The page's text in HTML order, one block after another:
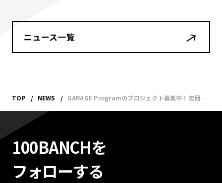
ニュース一覧
TOP NEWS GARAGE Programのプロジェクト募集中！次回の締め切りは10/23（月）
100BANCHを
フォローする